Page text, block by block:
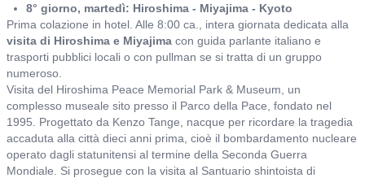
8° giorno, martedì: Hiroshima - Miyajima - Kyoto
Prima colazione in hotel. Alle 8:00 ca., intera giornata dedicata alla
visita di Hiroshima e Miyajima con guida parlante italiano e
trasporti pubblici locali o con pullman se si tratta di un gruppo
numeroso.
Visita del Hiroshima Peace Memorial Park & Museum, un
complesso museale sito presso il Parco della Pace, fondato nel
1995. Progettato da Kenzo Tange, nacque per ricordare la tragedia
accaduta alla città dieci anni prima, cioè il bombardamento nucleare
operato dagli statunitensi al termine della Seconda Guerra
Mondiale. Si prosegue con la visita al Santuario shintoista di